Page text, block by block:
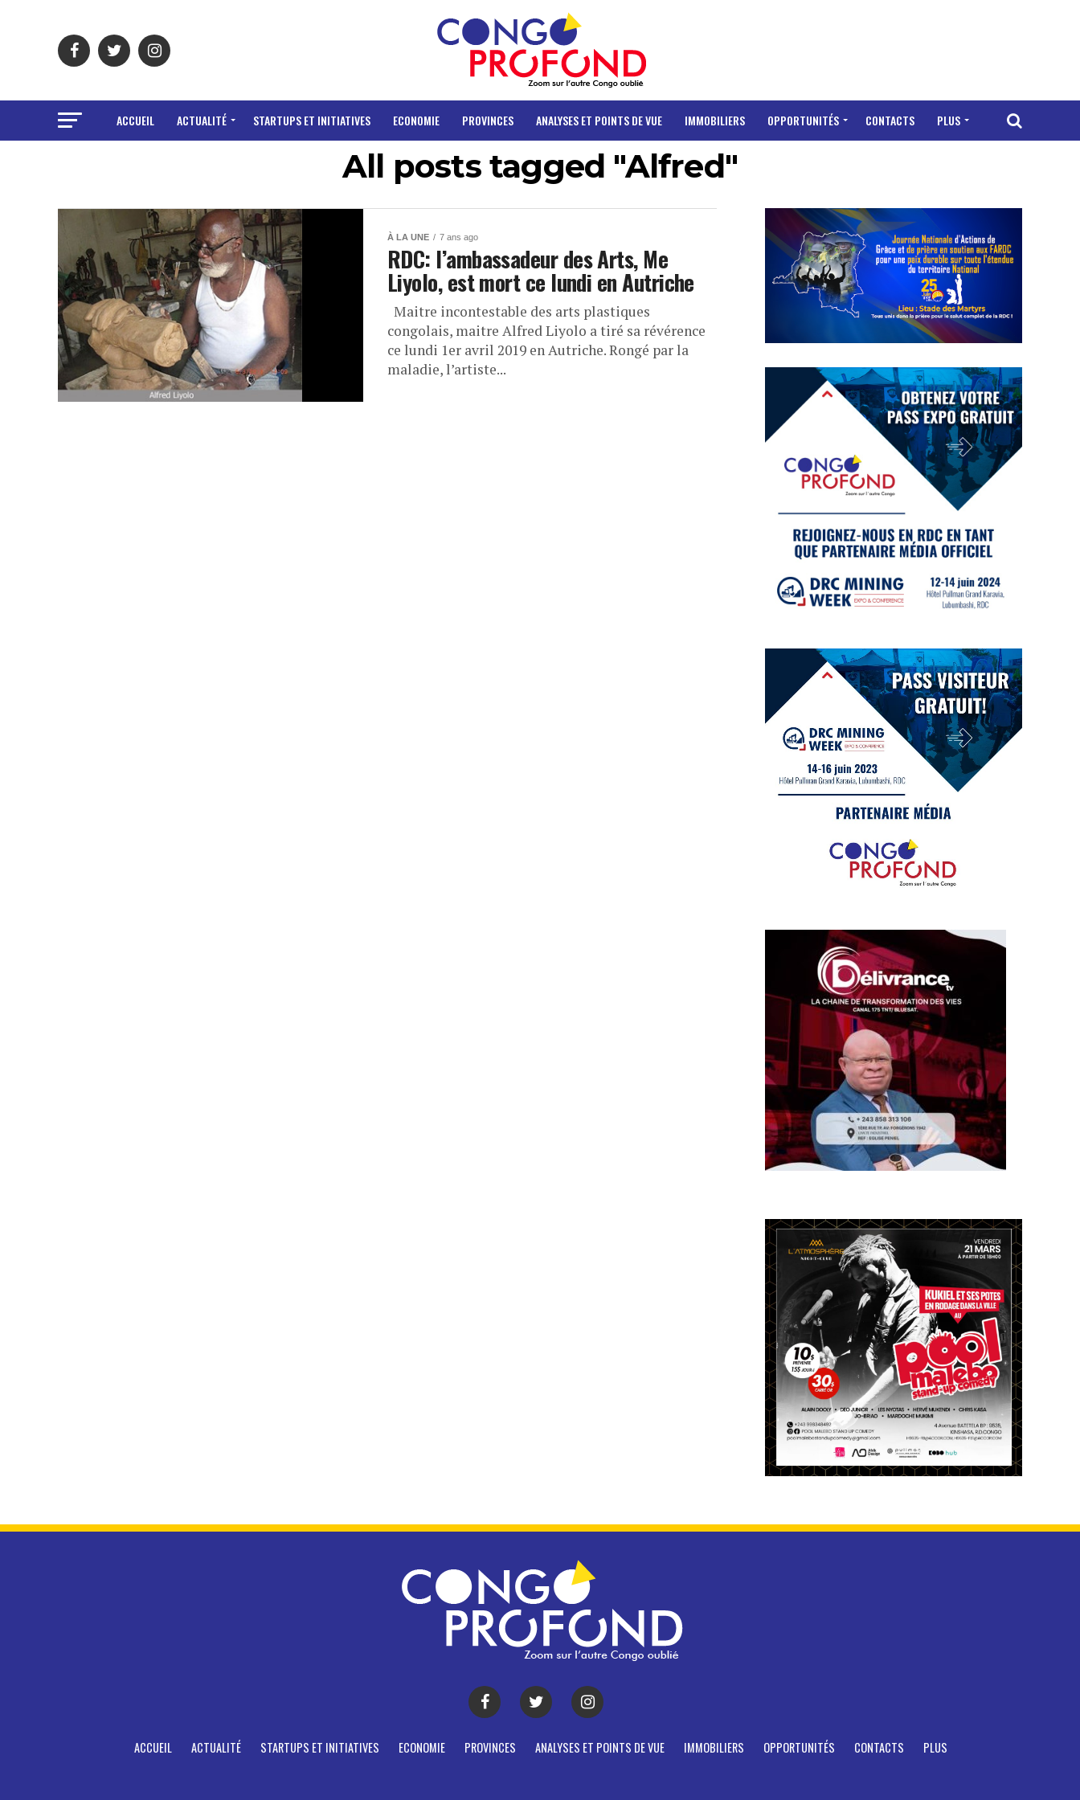
ACCUEIL ACTUALITÉ STARTUPS ET INITIATIVES ECONOMIE PROVINCES ANALYSES ET POINTS DE VUE IMMOBILIERS OPPORTUNITÉS CONTACTS PLUS
All posts tagged "Alfred"
À LA UNE 7 ans ago
RDC: l’ambassadeur des Arts, Me
Liyolo, est mort ce lundi en Autriche
Maitre incontestable des arts plastiques
congolais, maitre Alfred Liyolo a tiré sa révérence
ce lundi 1er avril 2019 en Autriche. Rongé par la
maladie, l’artiste...
ACCUEIL ACTUALITÉ STARTUPS ET INITIATIVES ECONOMIE PROVINCES ANALYSES ET POINTS DE VUE IMMOBILIERS OPPORTUNITÉS CONTACTS PLUS